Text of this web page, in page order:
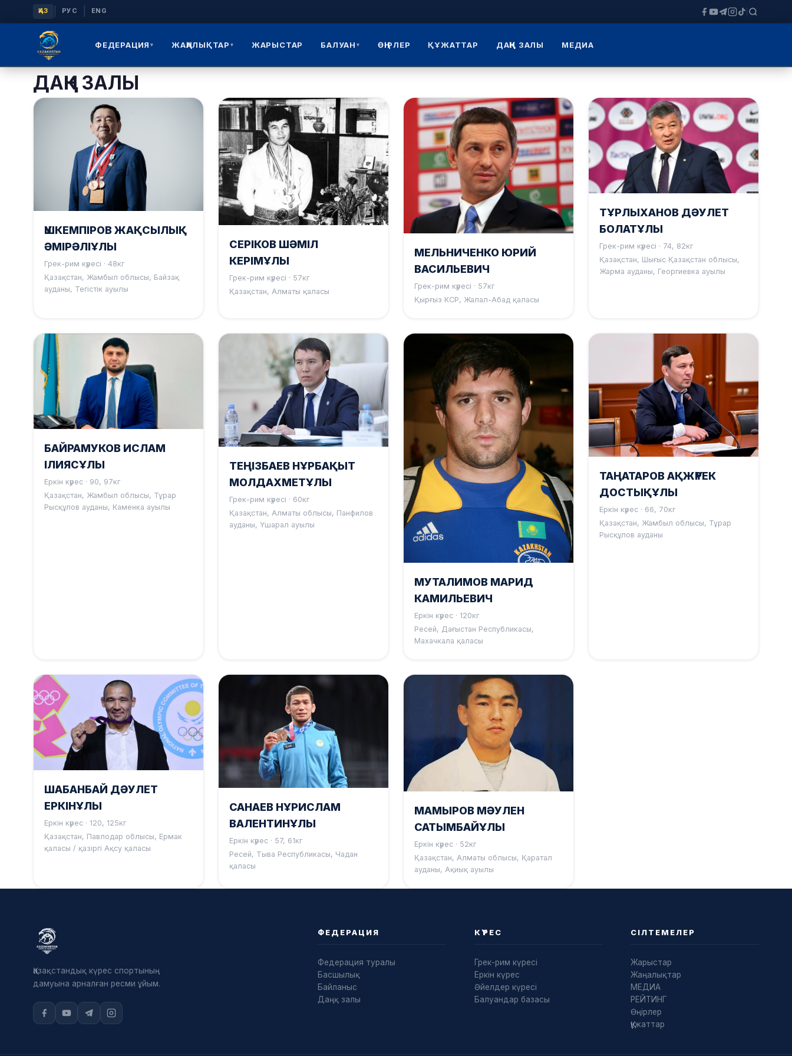
ҚАЗ РУС ENG
ФЕДЕРАЦИЯ ▾ ЖАҢАЛЫҚТАР ▾ ЖАРЫСТАР БАЛУАН ▾ ӨҢІРЛЕР ҚҰЖАТТАР ДАҢҚ ЗАЛЫ МЕДИА
ДАҢҚ ЗАЛЫ
ҮШКЕМПІРОВ ЖАҚСЫЛЫҚ
ӘМІРӘЛІҰЛЫ
Грек-рим күресі · 48кг
Қазақстан, Жамбыл облысы, Байзақ
ауданы, Тегістік ауылы
СЕРІКОВ ШӘМІЛ
КЕРІМҰЛЫ
Грек-рим күресі · 57кг
Қазақстан, Алматы қаласы
МЕЛЬНИЧЕНКО ЮРИЙ
ВАСИЛЬЕВИЧ
Грек-рим күресі · 57кг
Қырғыз КСР, Жалал-Абад қаласы
ТҰРЛЫХАНОВ ДӘУЛЕТ
БОЛАТҰЛЫ
Грек-рим күресі · 74, 82кг
Қазақстан, Шығыс Қазақстан облысы,
Жарма ауданы, Георгиевка ауылы
БАЙРАМУКОВ ИСЛАМ
ІЛИЯСҰЛЫ
Еркін күрес · 90, 97кг
Қазақстан, Жамбыл облысы, Тұрар
Рысқұлов ауданы, Каменка ауылы
ТЕҢІЗБАЕВ НҰРБАҚЫТ
МОЛДАХМЕТҰЛЫ
Грек-рим күресі · 60кг
Қазақстан, Алматы облысы, Панфилов
ауданы, Үшарал ауылы
МУТАЛИМОВ МАРИД
КАМИЛЬЕВИЧ
Еркін күрес · 120кг
Ресей, Дағыстан Республикасы,
Махачкала қаласы
ТАҢАТАРОВ АҚЖҮРЕК
ДОСТЫҚҰЛЫ
Еркін күрес · 66, 70кг
Қазақстан, Жамбыл облысы, Тұрар
Рысқұлов ауданы
ШАБАНБАЙ ДӘУЛЕТ
ЕРКІНҰЛЫ
Еркін күрес · 120, 125кг
Қазақстан, Павлодар облысы, Ермак
қаласы / қазіргі Ақсу қаласы
САНАЕВ НҰРИСЛАМ
ВАЛЕНТИНҰЛЫ
Еркін күрес · 57, 61кг
Ресей, Тыва Республикасы, Чадан
қаласы
МАМЫРОВ МӘУЛЕН
САТЫМБАЙҰЛЫ
Еркін күрес · 52кг
Қазақстан, Алматы облысы, Қаратал
ауданы, Ақиық ауылы
Қазақстандық күрес спортының
дамуына арналған ресми ұйым.
ФЕДЕРАЦИЯ
Федерация туралы
Басшылық
Байланыс
Даңқ залы
КҮРЕС
Грек-рим күресі
Еркін күрес
Әйелдер күресі
Балуандар базасы
СІЛТЕМЕЛЕР
Жарыстар
Жаңалықтар
МЕДИА
РЕЙТИНГ
Өңірлер
Құжаттар